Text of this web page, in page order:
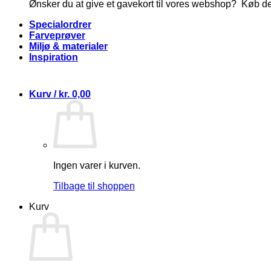
Ønsker du at give et gavekort til vores webshop? Køb
Specialordrer
Farveprøver
Miljø & materialer
Inspiration
Kurv / kr. 0,00
Ingen varer i kurven.
Tilbage til shoppen
Kurv